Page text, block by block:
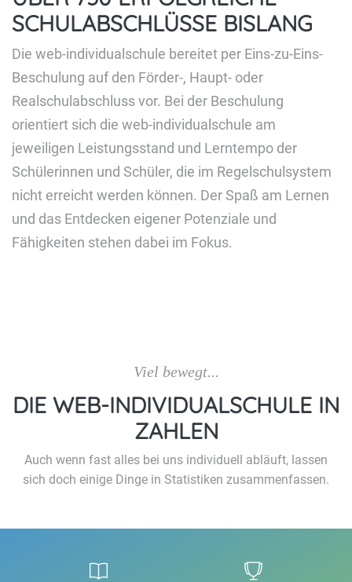
SCHULABSCHLÜSSE BISLANG
Die web-individualschule bereitet per Eins-zu-Eins-
Beschulung auf den Förder-, Haupt- oder
Realschulabschluss vor. Bei der Beschulung
orientiert sich die web-individualschule am
jeweiligen Leistungsstand und Lerntempo der
Schülerinnen und Schüler, die im Regelschulsystem
nicht erreicht werden können. Der Spaß am Lernen
und das Entdecken eigener Potenziale und
Fähigkeiten stehen dabei im Fokus.
Viel bewegt...
DIE WEB-INDIVIDUALSCHULE IN
ZAHLEN
Auch wenn fast alles bei uns individuell abläuft, lassen
sich doch einige Dinge in Statistiken zusammenfassen.